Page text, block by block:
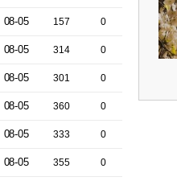
08-05 157 0
08-05 314 0
08-05 301 0
08-05 360 0
08-05 333 0
08-05 355 0